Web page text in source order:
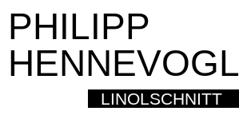
PHILIPP
HENNEVOGL
LINOLSCHNITT